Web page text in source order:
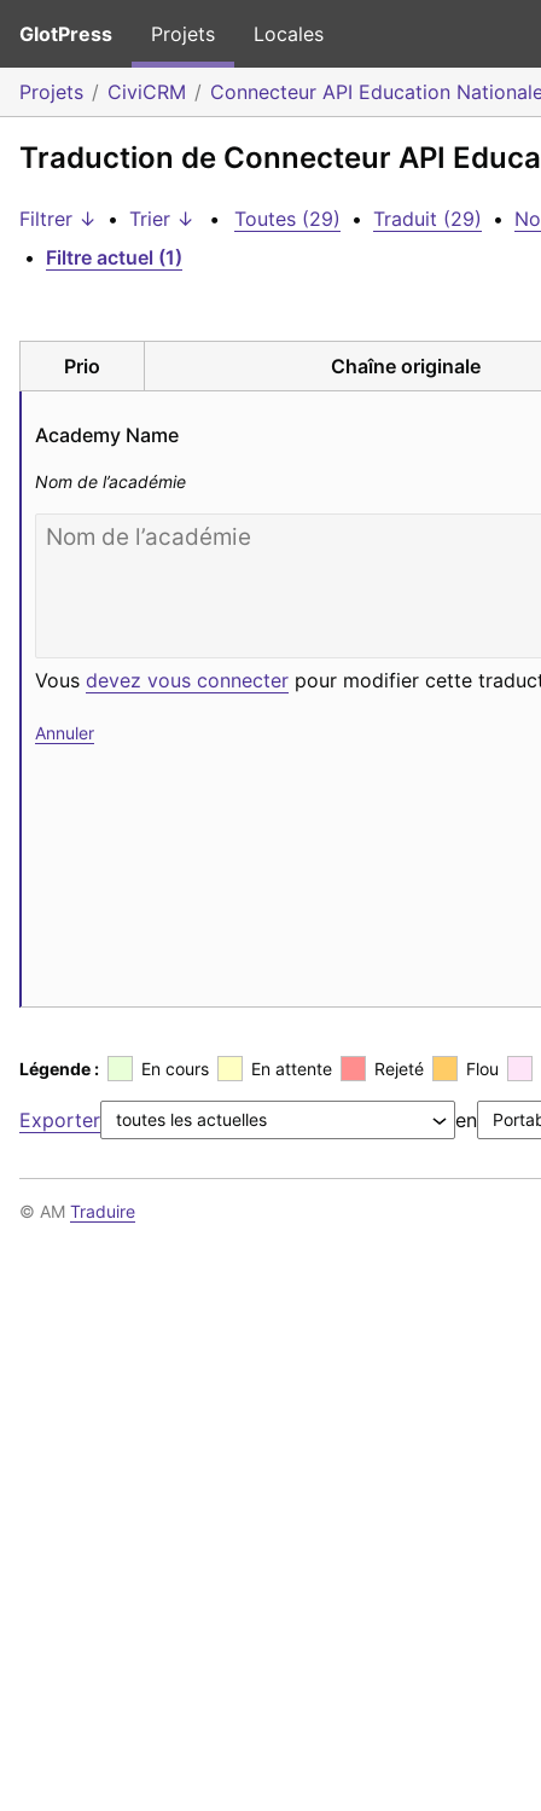
GlotPress Projets Locales
Projets CiviCRM Connecteur API Education
Traduction de Connecteur API
Filtrer ↓ • Trier ↓ • Toutes (29) • Traduit (29) •
• Filtre actuel (1)
Prio Chaîne originale
Academy Name
Nom de l’académie
Vous devez vous connecter pour modifier cette
Annuler
Légende : En cours En attente Rejeté Flou
Exporter en
© AM Traduire